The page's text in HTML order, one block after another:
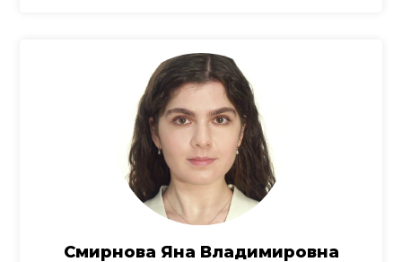
Смирнова Яна Владимировна